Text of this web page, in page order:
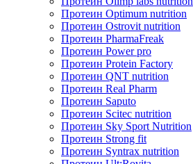
Протеин Optimum nutrition
Протеин Ostrovit nutrition
Протеин PharmaFreak
Протеин Power pro
Протеин Protein Factory
Протеин QNT nutrition
Протеин Real Pharm
Протеин Saputo
Протеин Scitec nutrition
Протеин Sky Sport Nutrition
Протеин Strong fit
Протеин Syntrax nutrition